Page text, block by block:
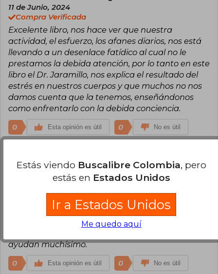
11 de Junio, 2024
Compra Verificada
Excelente libro, nos hace ver que nuestra
actividad, el esfuerzo, los afanes diarios, nos está
llevando a un desenlace fatídico al cual no le
prestamos la debida atención, por lo tanto en este
libro el Dr. Jaramillo, nos explica el resultado del
estrés en nuestros cuerpos y que muchos no nos
damos cuenta que la tenemos, enseñándonos
como enfrentarlo con la debida conciencia.
0 Esta opinión es útil 0 No es útil
2024
Compra Verificada
su conocimiento sobre el estrés y también por
compartir el camino, que no es fácil, para
aprender a manejarlo. No hay una fórmula
ayudan muchísimo.
0 Esta opinión es útil 0 No es útil
Estás viendo Buscalibre Colombia, pero
estás en Estados Unidos
Ir a Estados Unidos
Me quedo aquí